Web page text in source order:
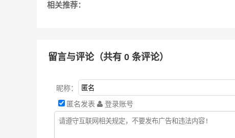
相关推荐：
留言与评论（共有 0 条评论）
昵称：
匿名发表
登录账号